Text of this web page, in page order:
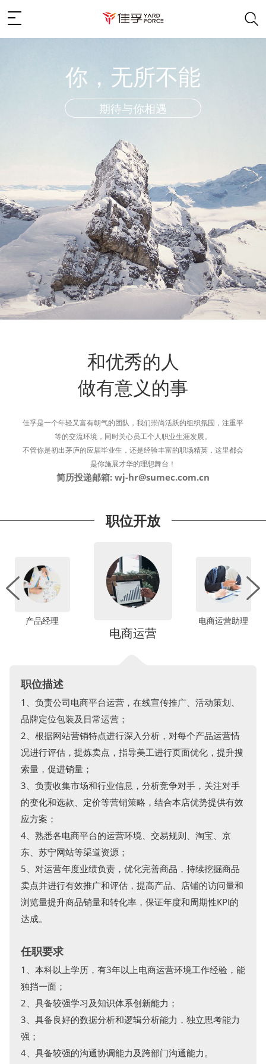
你，无所不能
期待与你相遇
和优秀的人
做有意义的事
佳孚是一个年轻又富有朝气的团队，我们崇尚活跃的组织氛围，注重平
等的交流环境，同时关心员工个人职业生涯发展。
不管你是初出茅庐的应届毕业生，还是经验丰富的职场精英，这里都会
是你施展才华的理想舞台！
简历投递邮箱: wj-hr@sumec.com.cn
职位开放
产品经理
电商运营
电商运营助理
职位描述
1、负责公司电商平台运营，在线宣传推广、活动策划、
品牌定位包装及日常运营；
2、根据网站营销特点进行深入分析，对每个产品运营情
况进行评估，提炼卖点，指导美工进行页面优化，提升搜
索量，促进销量；
3、负责收集市场和行业信息，分析竞争对手，关注对手
的变化和选款、定价等营销策略，结合本店优势提供有效
应方案；
4、熟悉各电商平台的运营环境、交易规则、淘宝、京
东、苏宁网站等渠道资源；
5、对运营年度业绩负责，优化完善商品，持续挖掘商品
卖点并进行有效推广和评估，提高产品、店铺的访问量和
浏览量提升商品销量和转化率，保证年度和周期性KPI的
达成。
任职要求
1、本科以上学历，有3年以上电商运营环境工作经验，能
独挡一面；
2、具备较强学习及知识体系创新能力；
3、具备良好的数据分析和逻辑分析能力，独立思考能力
强；
4、具备较强的沟通协调能力及跨部门沟通能力。